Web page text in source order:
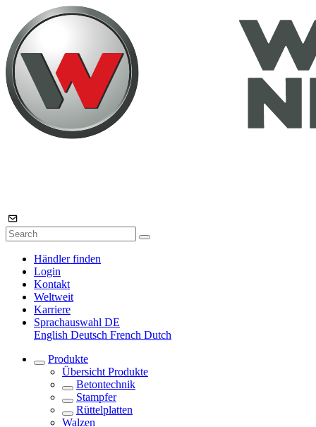
Händler finden
Login
Kontakt
Weltweit
Karriere
Sprachauswahl DE
English Deutsch French Dutch
Produkte
Übersicht Produkte
Betontechnik
Stampfer
Rüttelplatten
Walzen